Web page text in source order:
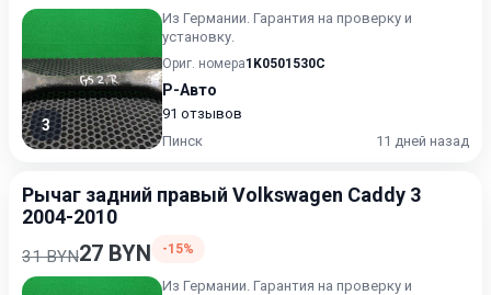
3
Из Германии. Гарантия на проверку и
установку.
Ориг. номера1K0501530C
Р-Авто
91 отзывов
Пинск
11 дней назад
Рычаг задний правый Volkswagen Caddy 3
2004-2010
31 BYN27 BYN -15%
Из Германии. Гарантия на проверку и